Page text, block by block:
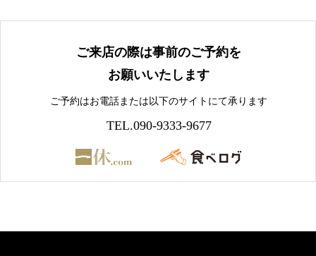
ご来店の際は事前のご予約を
お願いいたします
ご予約はお電話または以下のサイトにて承ります
TEL.090-9333-9677